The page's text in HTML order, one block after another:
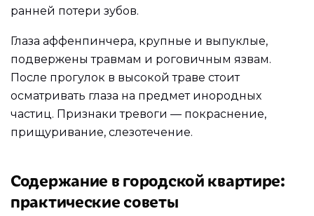
ранней потери зубов.
Глаза аффенпинчера, крупные и выпуклые,
подвержены травмам и роговичным язвам.
После прогулок в высокой траве стоит
осматривать глаза на предмет инородных
частиц. Признаки тревоги — покраснение,
прищуривание, слезотечение.
Содержание в городской квартире:
практические советы